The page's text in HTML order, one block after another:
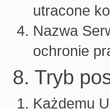
utracone
Nazwa
ochronie
8. Tryb
Każdemu